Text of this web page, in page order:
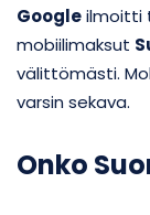
Googleilmoitti
mobiilimaksut
välittömästi.
varsin sekava.
Onko